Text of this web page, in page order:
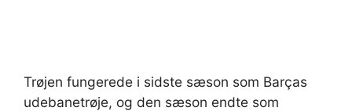
Trøjen fungerede i sidste sæson som Barças
udebanetrøje, og den sæson endte som